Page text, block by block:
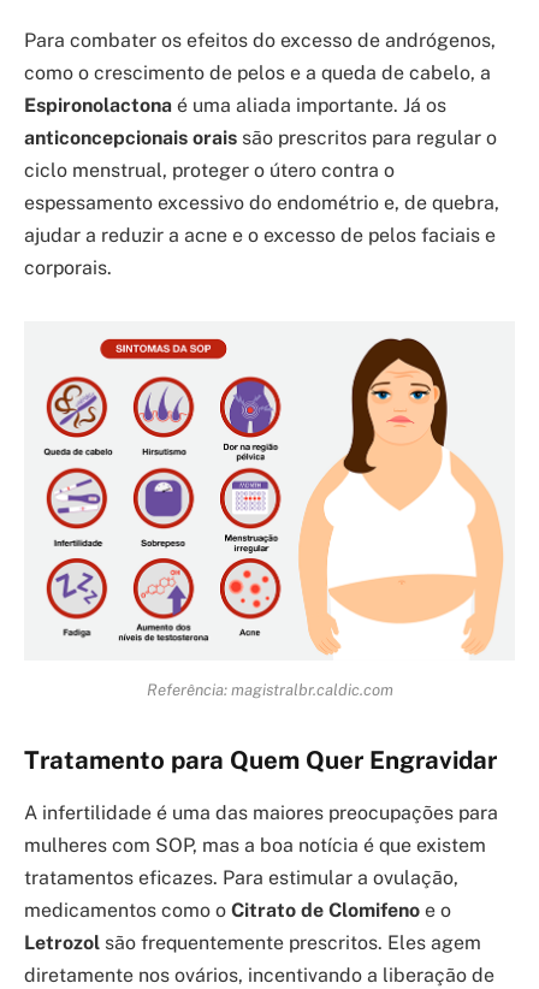
Para combater os efeitos do excesso de andrógenos,
como o crescimento de pelos e a queda de cabelo, a
Espironolactona é uma aliada importante. Já os
anticoncepcionais orais são prescritos para regular o
ciclo menstrual, proteger o útero contra o
espessamento excessivo do endométrio e, de quebra,
ajudar a reduzir a acne e o excesso de pelos faciais e
corporais.
Referência: magistralbr.caldic.com
Tratamento para Quem Quer Engravidar
A infertilidade é uma das maiores preocupações para
mulheres com SOP, mas a boa notícia é que existem
tratamentos eficazes. Para estimular a ovulação,
medicamentos como o Citrato de Clomifeno e o
Letrozol são frequentemente prescritos. Eles agem
diretamente nos ovários, incentivando a liberação de